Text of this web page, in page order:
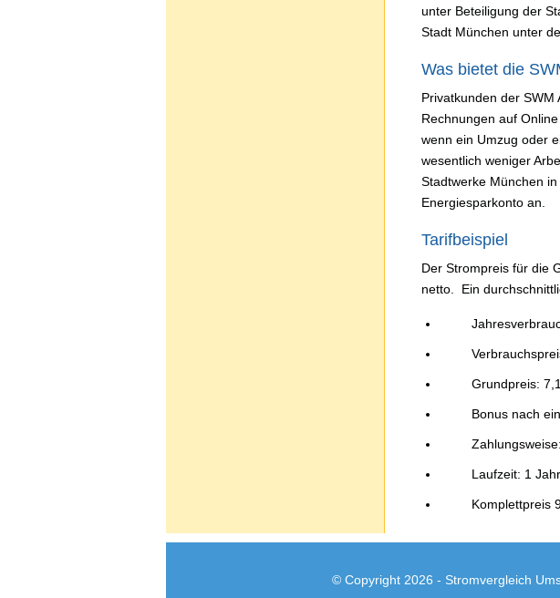
unter Beteiligung der
Stadt München unter
Was bietet die
Privatkunden der
Rechnungen auf
wenn ein Umzug oder
wesentlich weniger
Stadtwerke München
Energiesparkonto an.
Tarifbeispiel
Der Strompreis für die
netto. Ein
Grundpreis:
Bonus nach
Laufzeit: 1 Jahr
Komplettpreis
© Copyright 2026 - Stromvergleich